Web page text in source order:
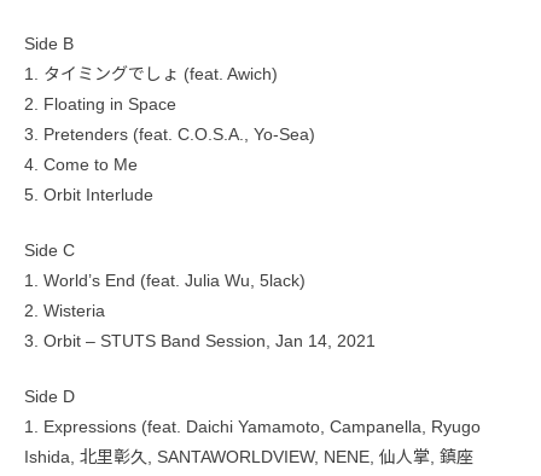
Side B
1. タイミングでしょ (feat. Awich)
2. Floating in Space
3. Pretenders (feat. C.O.S.A., Yo-Sea)
4. Come to Me
5. Orbit Interlude
Side C
1. World’s End (feat. Julia Wu, 5lack)
2. Wisteria
3. Orbit – STUTS Band Session, Jan 14, 2021
Side D
1. Expressions (feat. Daichi Yamamoto, Campanella, Ryugo
Ishida, 北里彰久, SANTAWORLDVIEW, NENE, 仙人掌, 鎮座